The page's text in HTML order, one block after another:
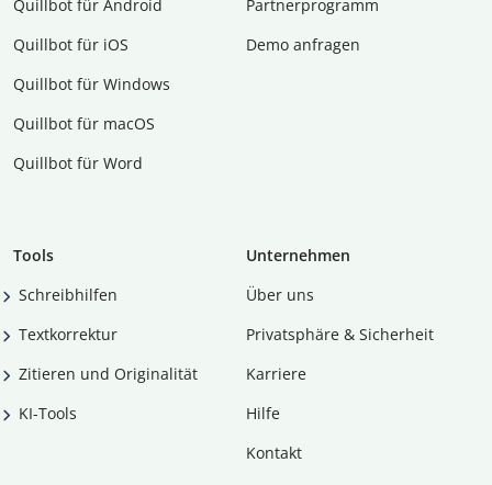
Quillbot für Android
Quillbot für iOS
Quillbot für Windows
Quillbot für macOS
Quillbot für Word
Partnerprogramm
Demo anfragen
Tools
Schreibhilfen
Textkorrektur
Zitieren und Originalität
KI-Tools
Unternehmen
Über uns
Privatsphäre & Sicherheit
Karriere
Hilfe
Kontakt